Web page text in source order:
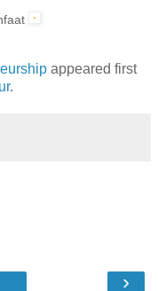
appeared first
.
›